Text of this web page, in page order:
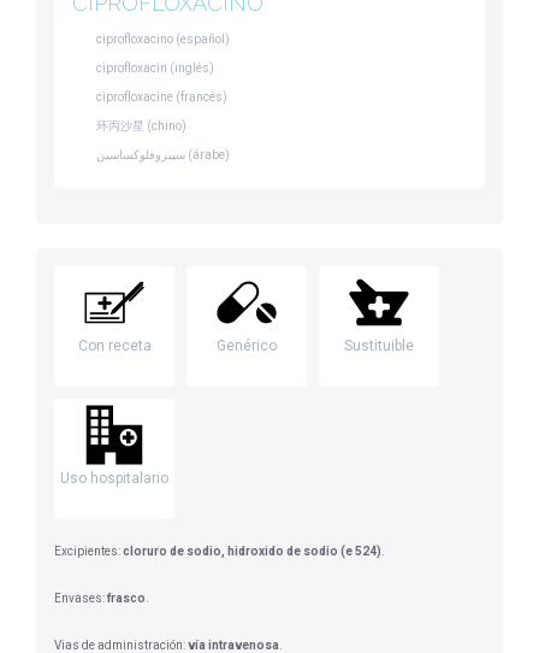
ciprofloxacino (español)
ciprofloxacin (inglés)
ciprofloxacine (francés)
环丙沙星 (chino)
سيبروفلوكساسين (árabe)
Con receta Genérico Sustituible
Uso hospitalario
Excipientes:cloruro de sodio, hidroxido de sodio (e 524)
Envases:frasco
Vias de administración:vía intravenosa